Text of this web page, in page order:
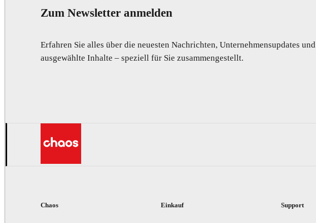
Zum Newsletter anmelden
Erfahren Sie alles über die neuesten Nachrichten, Unternehmensupdates und
ausgewählte Inhalte – speziell für Sie zusammengestellt.
Chaos Einkauf Support